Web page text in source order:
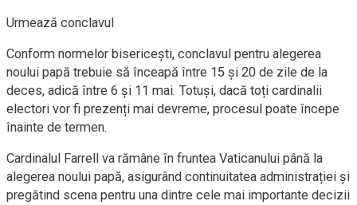
Urmează conclavul
Conform normelor bisericești, conclavul pentru alegerea
noului papă trebuie să înceapă între 15 și 20 de zile de la
deces, adică între 6 și 11 mai. Totuși, dacă toți cardinalii
electori vor fi prezenți mai devreme, procesul poate începe
înainte de termen.
Cardinalul Farrell va rămâne în fruntea Vaticanului până la
alegerea noului papă, asigurând continuitatea administrației și
pregătind scena pentru una dintre cele mai importante decizii